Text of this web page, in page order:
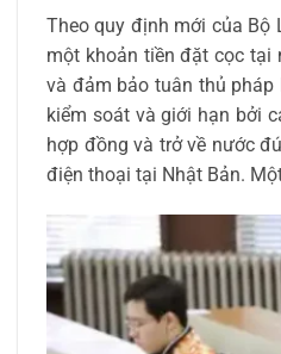
Theo quy định mới của Bộ
một khoản tiền đặt cọc tại
và đảm bảo tuân thủ pháp
kiểm soát và giới hạn bởi
hợp đồng và trở về nước
điện thoại tại Nhật Bản.